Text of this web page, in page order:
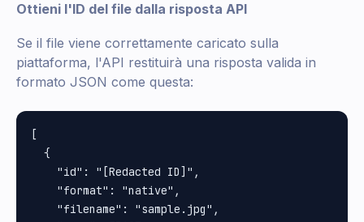
Ottieni l'ID del file dalla risposta API
Se il file viene correttamente caricato sulla
piattaforma, l'API restituirà una risposta valida in
formato JSON come questa:
[
  {
    "id": "[Redacted ID]",
    "format": "native",
    "filename": "sample.jpg",